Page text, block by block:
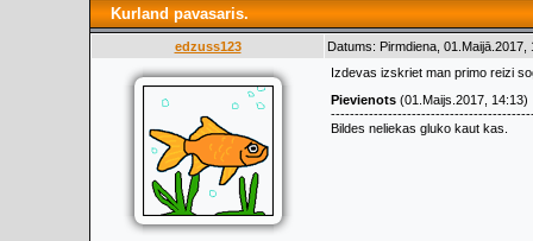
Kurland pavasaris.
edzuss123 Datums: Pirmdiena,
Izdevas izskriet man primo reizi
Pievienots (01.Maijs.2017, 14:13)
Bildes neliekas gluko kaut kas.